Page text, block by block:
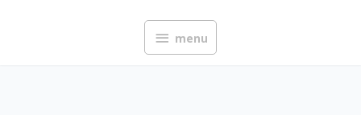
menu
menu